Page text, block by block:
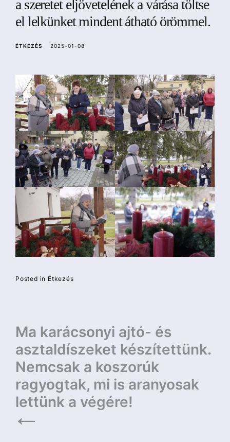
a
a szeretet eljövetelének a várása töltse
el lelkünket mindent átható örömmel.
ÉTKEZÉS 2025-01-08
Posted in Étkezés
Bejegyzés
navigáció
Ma karácsonyi ajtó- és
asztaldíszeket készítettünk.
Nemcsak a koszorúk
ragyogtak, mi is aranyosak
lettünk a végére!